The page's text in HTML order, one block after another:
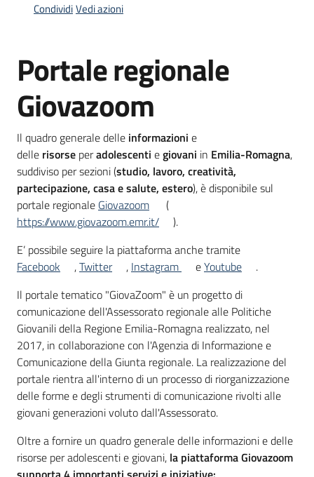
CondividiVedi azioni
Portale regionale
Giovazoom
Il quadro generale delle informazioni e
delle risorse peradolescenti egiovani in Emilia-Romagna,
suddiviso per sezioni (studio, lavoro, creatività,
partecipazione, casa e salute, estero), è disponibile sul
portale regionale Giovazoom
(
https://www.giovazoom.emr.it/
).
E’ possibile seguire la piattaforma anche tramite
Facebook
,Twitter , Instagram eYoutube
.
Il portale tematico "GiovaZoom" è un progetto di
comunicazione dell'Assessorato regionale alle Politiche
Giovanili della Regione Emilia-Romagna realizzato, nel
2017, in collaborazione con l'Agenzia di Informazione e
Comunicazione della Giunta regionale. La realizzazione del
portale rientra all'interno di un processo di riorganizzazione
delle forme e degli strumenti di comunicazione rivolti alle
giovani generazioni voluto dall'Assessorato.
Oltre a fornire un quadro generale delle informazioni e delle
risorse per adolescenti e giovani, la piattaforma Giovazoom